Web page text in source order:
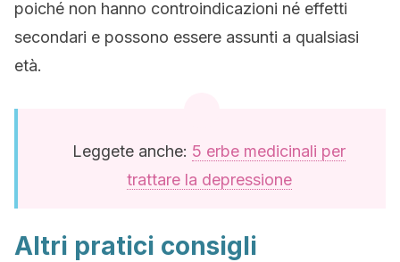
poiché non hanno controindicazioni né effetti
secondari e possono essere assunti a qualsiasi
età.
Leggete anche: 5 erbe medicinali per
trattare la depressione
Altri pratici consigli